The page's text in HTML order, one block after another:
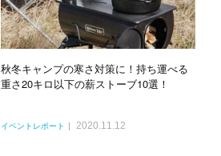
秋冬キャンプの寒さ対策に！持ち運べる
重さ20キロ以下の薪ストーブ10選！
イベントレポート 2020.11.12